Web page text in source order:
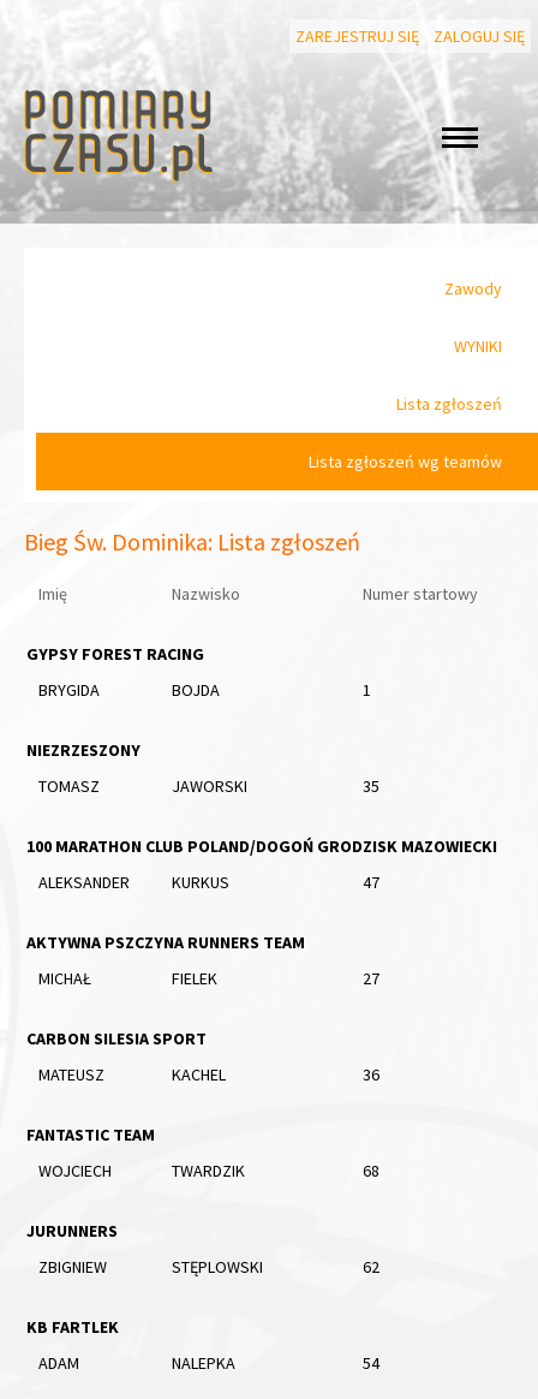
ZAREJESTRUJ SIĘ ZALOGUJ SIĘ
Zawody
WYNIKI
Lista zgłoszeń
Lista zgłoszeń wg teamów
Bieg Św. Dominika: Lista zgłoszeń
Imię Nazwisko Numer startowy
GYPSY FOREST RACING
BRYGIDA
BOJDA 1
NIEZRZESZONY
TOMASZ
JAWORSKI 35
100 MARATHON CLUB POLAND/DOGOŃ GRODZISK MAZOWIECKI
ALEKSANDER
KURKUS 47
AKTYWNA PSZCZYNA RUNNERS TEAM
MICHAŁ
FIELEK 27
CARBON SILESIA SPORT
MATEUSZ
KACHEL 36
FANTASTIC TEAM
WOJCIECH
TWARDZIK 68
JURUNNERS
ZBIGNIEW
STĘPLOWSKI 62
KB FARTLEK
ADAM
NALEPKA 54